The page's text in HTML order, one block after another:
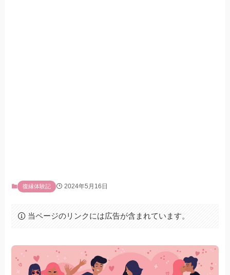
復縁体験記 2024年5月16日
当ページのリンクには広告が含まれています。